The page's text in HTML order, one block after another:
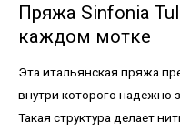
Пряжа Sinfonia
каждом мотке
Эта итальянская пряжа
внутри которого надежно
Такая структура делает